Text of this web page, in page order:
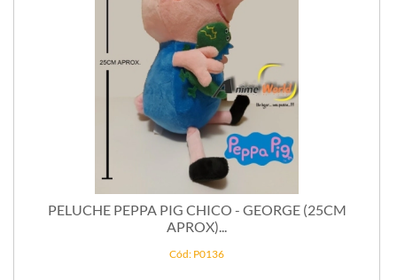
PELUCHE PEPPA PIG CHICO - GEORGE (25CM
APROX)...
Cód: P0136